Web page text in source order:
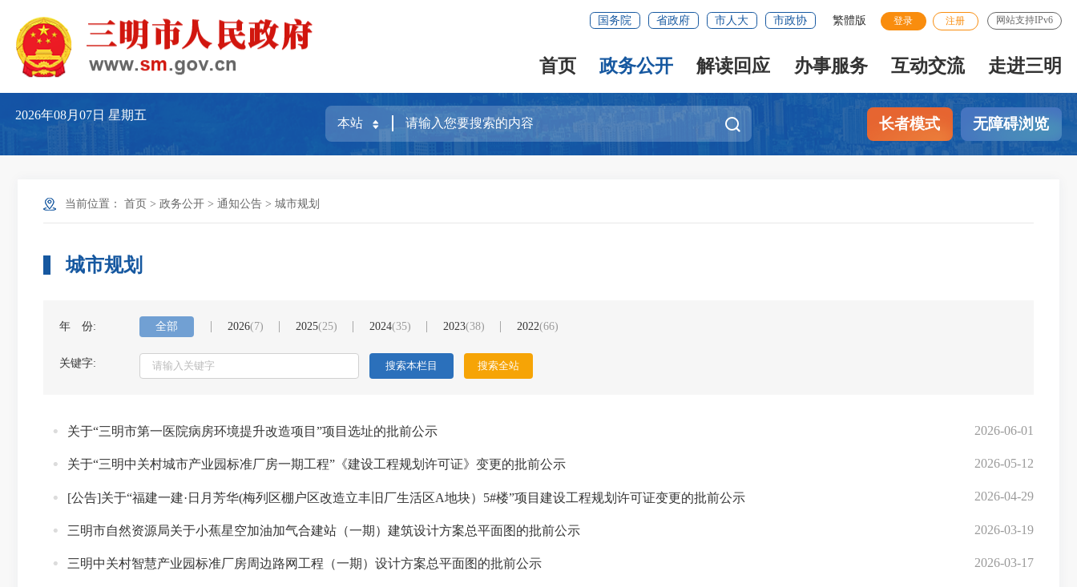
国务院 省政府 市人大 市政协 繁體版 登录 注册 网站支持IPv6
首页 政务公开 解读回应 办事服务 互动交流 走进三明
2026年08月07日星期五
长者模式 无障碍浏览
当前位置： 首页 > 政务公开 > 通知公告 > 城市规划
城市规划
年 份: 全部 2026(7) 2025(25) 2024(35) 2023(38) 2022(66)
关键字:
2026-06-01
关于“三明市第一医院病房环境提升改造项目”项目选址的批前公示
2026-05-12
关于“三明中关村城市产业园标准厂房一期工程”《建设工程规划许可证》变更的批前公示
2026-04-29
[公告]关于“福建一建·日月芳华(梅列区棚户区改造立丰旧厂生活区A地块）5#楼”项目建设工程规划许可证变更的批前公示
2026-03-19
三明市自然资源局关于小蕉星空加油加气合建站（一期）建筑设计方案总平面图的批前公示
2026-03-17
三明中关村智慧产业园标准厂房周边路网工程（一期）设计方案总平面图的批前公示